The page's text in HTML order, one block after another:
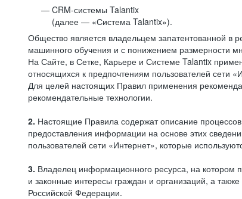
CRM-системы Talantix
(далее — «Система Talantix»).
Общество является владельцем запатентованной в
машинного обучения и с понижением размерности
На Сайте, в Сетке, Карьере и Системе Talantix
относящихся к предпочтениям пользователей сети
Для целей настоящих Правил применения
рекомендательные технологии.
2. Настоящие Правила содержат описание
предоставления информации на основе этих
пользователей сети «Интернет», которые
3. Владелец информационного ресурса, на котором
и законные интересы граждан и организаций, а
Российской Федерации.